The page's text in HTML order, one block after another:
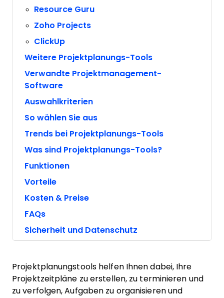
Resource Guru
Zoho Projects
ClickUp
Weitere Projektplanungs-Tools
Verwandte Projektmanagement-
Software
Auswahlkriterien
So wählen Sie aus
Trends bei Projektplanungs-Tools
Was sind Projektplanungs-Tools?
Funktionen
Vorteile
Kosten & Preise
FAQs
Sicherheit und Datenschutz
Projektplanungstools helfen Ihnen dabei, Ihre
Projektzeitpläne zu erstellen, zu terminieren und
zu verfolgen, Aufgaben zu organisieren und